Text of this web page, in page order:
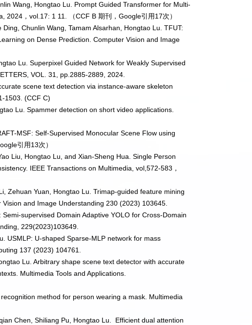
Wang, Hongtao Lu. Prompt Guided Transformer for Multi-
2024 ，vol.17: 1 11. （CCF B期刊，Google引用17次）
Chunlin Wang, Tamam Alsarhan, Hongtao Lu. TFUT:
on Dense Prediction. Computer Vision and Image
Lu. Superpixel Guided Network for Weakly Supervised
VOL. 31, pp.2885-2889, 2024.
scene text detection via instance-aware skeleton
1503. (CCF C)
Lu. Spammer detection on short video applications.
MSF: Self-Supervised Monocular Scene Flow using
引用13次）
Liu, Hongtao Lu, and Xian-Sheng Hua. Single Person
IEEE Transactions on Multimedia, vol,572-583 ，
Zehuan Yuan, Hongtao Lu. Trimap-guided feature mining
and Image Understanding 230 (2023) 103645.
supervised Domain Adaptive YOLO for Cross-Domain
229(2023)103649.
USMLP: U-shaped Sparse-MLP network for mass
137 (2023) 104761.
Lu. Arbitrary shape scene text detector with accurate
Multimedia Tools and Applications.
method for person wearing a mask. Multimedia
Chen, Shiliang Pu, Hongtao Lu. Efficient dual attention